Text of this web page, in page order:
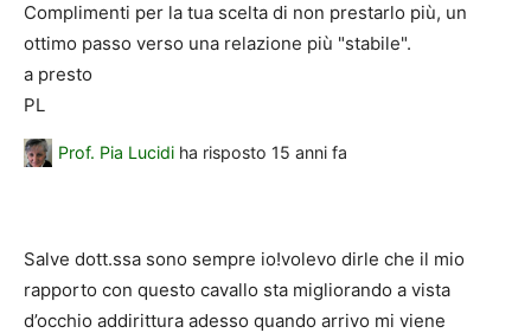
Complimenti per la tua scelta di non prestarlo più, un
ottimo passo verso una relazione più "stabile".
a presto
PL
Prof. Pia Lucidi ha risposto 15 anni fa
Salve dott.ssa sono sempre io!volevo dirle che il mio
rapporto con questo cavallo sta migliorando a vista
d’occhio addirittura adesso quando arrivo mi viene